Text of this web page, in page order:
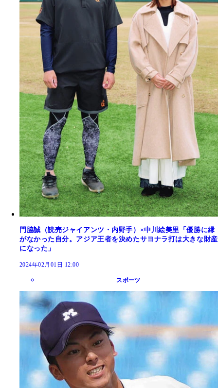
門脇誠（読売ジャイアンツ・内野手）×中川絵美里「優勝に縁
がなかった自分。アジア王者を決めたサヨナラ打は大きな財産
になった」
2024年02月01日 12:00
スポーツ